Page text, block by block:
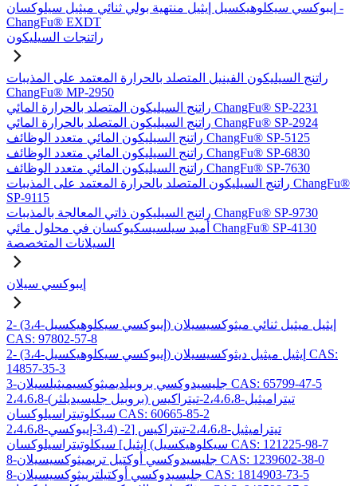
إيبوكسي سيكلوهيكسيل إيثيل منتهية بولي ثنائي ميثيل سيلوكسان -
ChangFu® EXDT
راتنجات السيليكون
راتنج السيليكون الفينيل المتصلد بالحرارة المعتمد على المذيبات
ChangFu® MP-2950
راتنج السيليكون المتصلد بالحرارة المائي ChangFu® SP-2231
راتنج السيليكون المتصلد بالحرارة المائي ChangFu® SP-2924
راتنج السيليكون المائي متعدد الوظائف ChangFu® SP-5125
راتنج السيليكون المائي متعدد الوظائف ChangFu® SP-6830
راتنج السيليكون المائي متعدد الوظائف ChangFu® SP-7630
راتنج السيليكون المتصلد بالحرارة المعتمد على المذيبات ChangFu®
SP-9115
راتنج السيليكون ذاتي المعالجة بالمذيبات ChangFu® SP-9730
أميد سيلسيسكيوكسان في محلول مائي ChangFu® SP-4130
السيلانات المتخصصة
إيبوكسي سيلان
2- (3،4-إيبوكسي سيكلوهيكسيل) إيثيل ميثيل ثنائي ميثوكسيسيلان
CAS: 97802-57-8
2- (3،4-إيبوكسي سيكلوهيكسيل) إيثيل ميثيل ديثوكسيسيلان CAS:
14857-35-3
3-جليسيدوكسي بروبيلديميثوكسيميثيلسيلان CAS: 65799-47-5
2،4،6،8-تيتراميثيل-2،4،6،8-تيتراكيس (بروبيل جليسيديلثر)
سيكلوتيتراسيلوكسان CAS: 60665-85-2
2،4،6،8-تيتراميثيل-2،4،6،8-تيتراكيس [2- (3،4-إيبوكسي
سيكلوهيكسيل) إيثيل] سيكلوتيتراسيلوكسان CAS: 121225-98-7
8-جليسيدوكسي أوكتيل تريميثوكسيسيلان CAS: 1239602-38-0
8-جليسيدوكسي أوكتيلترييثوكسيسيلان CAS: 1814903-73-5